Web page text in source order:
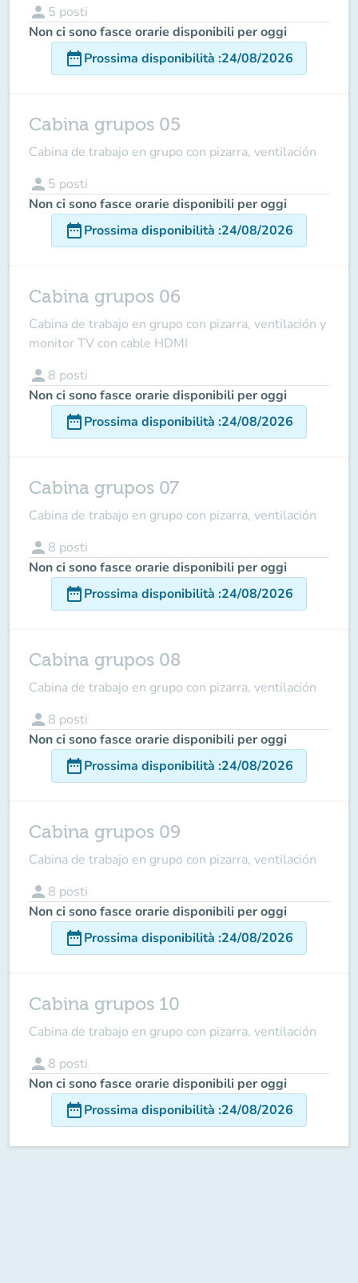
person 5 posti
Non ci sono fasce orarie disponibili per oggi
date_rangeProssima disponibilità :24/08/2026
Cabina grupos 05
Cabina de trabajo en grupo con pizarra, ventilación
person 5 posti
Non ci sono fasce orarie disponibili per oggi
date_rangeProssima disponibilità :24/08/2026
Cabina grupos 06
Cabina de trabajo en grupo con pizarra, ventilación y
monitor TV con cable HDMI
person 8 posti
Non ci sono fasce orarie disponibili per oggi
date_rangeProssima disponibilità :24/08/2026
Cabina grupos 07
Cabina de trabajo en grupo con pizarra, ventilación
person 8 posti
Non ci sono fasce orarie disponibili per oggi
date_rangeProssima disponibilità :24/08/2026
Cabina grupos 08
Cabina de trabajo en grupo con pizarra, ventilación
person 8 posti
Non ci sono fasce orarie disponibili per oggi
date_rangeProssima disponibilità :24/08/2026
Cabina grupos 09
Cabina de trabajo en grupo con pizarra, ventilación
person 8 posti
Non ci sono fasce orarie disponibili per oggi
date_rangeProssima disponibilità :24/08/2026
Cabina grupos 10
Cabina de trabajo en grupo con pizarra, ventilación
person 8 posti
Non ci sono fasce orarie disponibili per oggi
date_rangeProssima disponibilità :24/08/2026